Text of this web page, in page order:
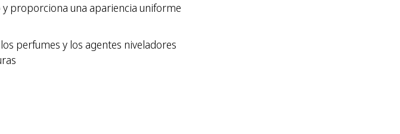
y proporciona una apariencia uniforme
perfumes y los agentes niveladores